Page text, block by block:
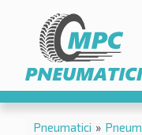
Pneumatici »